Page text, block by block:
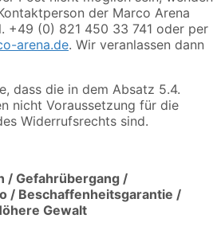
der Marco Arena
+49 (0) 821 450 33 741 oder per
arena.de. Wir veranlassen dann
dass die in dem Absatz 5.4.
nicht Voraussetzung für die
Widerrufsrechts sind.
/ Gefahrübergang /
/ Beschaffenheitsgarantie /
Gewalt